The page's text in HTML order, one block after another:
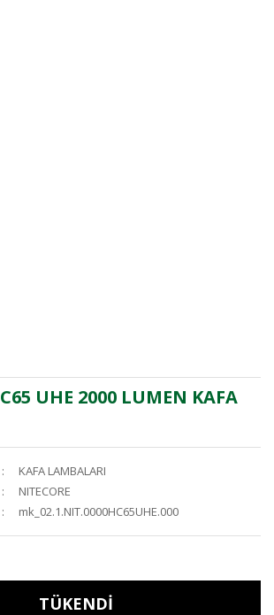
UHE 2000 LUMEN KAFA
KAFA LAMBALARI
NITECORE
mk_02.1.NIT.0000HC65UHE.000
TÜKENDİ